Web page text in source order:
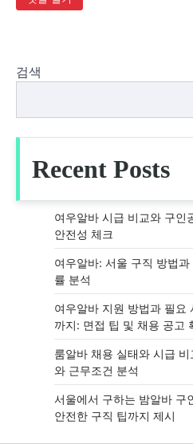
검색
Recent Posts
여우알바 시급 비교와 구인
안전성 체크
여우알바: 서울 구직 방법
률 분석
여우알바 지원 방법과 필요
까지: 면접 팁 및 채용 공고
룸알바 채용 실태와 시급
와 근무조건 분석
서울에서 구하는 밤알바 구
안전한 구직 팁까지 제시